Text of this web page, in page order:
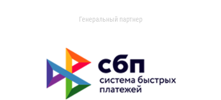
Генеральный партнер